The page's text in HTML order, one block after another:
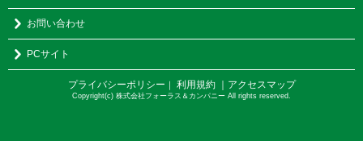
お問い合わせ
PCサイト
プライバシーポリシー 利用規約 ｜アクセスマップ
Copyright(c) 株式会社フォーラス＆カンパニー All rights reserved.